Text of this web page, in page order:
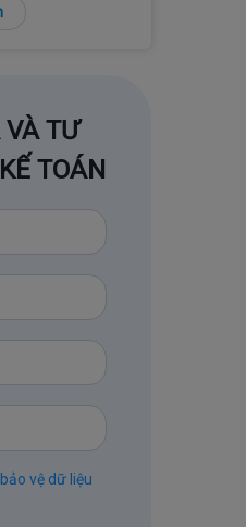
VÀ TƯ
TOÁN
vệ dữ liệu